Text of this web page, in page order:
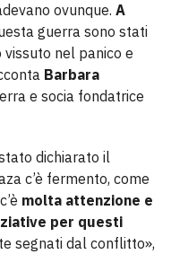
ovunque. A
guerra sono stati
vissuto nel panico e
Barbara
e socia fondatrice
dichiarato il
c’è fermento, come
molta attenzione e
per questi
segnati dal conflitto»,